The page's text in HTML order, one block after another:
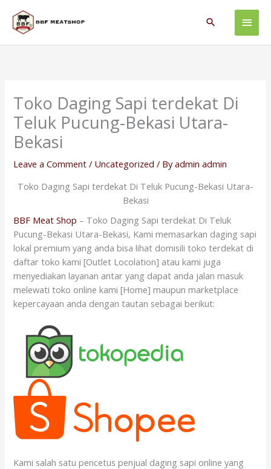
content
Main
Search
Toko Daging Sapi terdekat Di
Teluk Pucung-Bekasi Utara-
Bekasi
Leave a Comment / Uncategorized / Byadmin admin
Toko Daging Sapi terdekat Di Teluk Pucung-Bekasi Utara-
Bekasi
BBF Meat Shop – Toko Daging Sapi terdekat Di Teluk
Pucung-Bekasi Utara-Bekasi, Kami memasarkan daging sapi
lokal premium yang anda bisa lihat domisili toko terdekat di
daftar toko kami [Outlet Locolation] atau kami juga
menyediakan layanan antar yang dapat anda jalan masuk
melewati toko online kami [Home] maupun marketplace
kepercayaan anda dengan tautan sebagai berikut:
Kami salah satu pencetus penjual daging sapi online yang